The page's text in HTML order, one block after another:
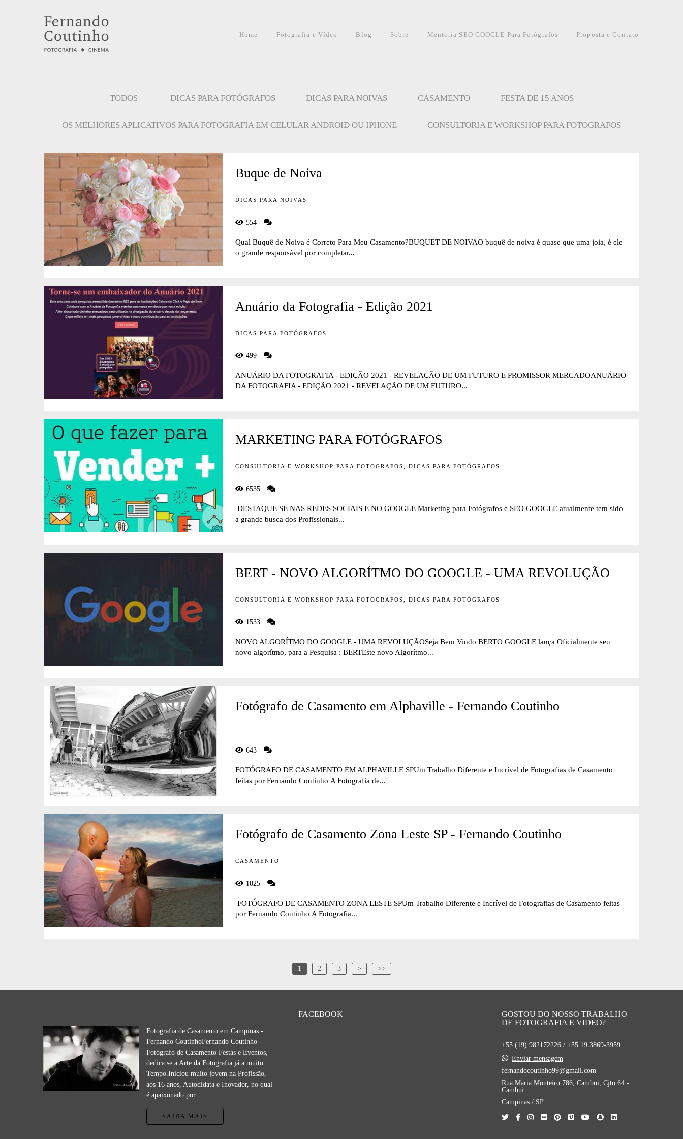
Home Fotografia e Vídeo Blog Sobre Mentoria SEO GOOGLE Para Fotógrafos Proposta e Contato
TODOS DICAS PARA FOTÓGRAFOS DICAS PARA NOIVAS CASAMENTO FESTA DE 15 ANOS
OS MELHORES APLICATIVOS PARA FOTOGRAFIA EM CELULAR ANDROID OU IPHONE CONSULTORIA E WORKSHOP PARA FOTOGRAFOS
Buque de Noiva
DICAS PARA NOIVAS
554
Qual Buquê de Noiva é Correto Para Meu Casamento?BUQUET DE NOIVAO buquê de noiva é quase que uma joia, é ele
o grande responsável por completar...
Anuário da Fotografia - Edição 2021
DICAS PARA FOTÓGRAFOS
499
ANUÁRIO DA FOTOGRAFIA - EDIÇÃO 2021 - REVELAÇÃO DE UM FUTURO E PROMISSOR MERCADOANUÁRIO
DA FOTOGRAFIA - EDIÇÃO 2021 - REVELAÇÃO DE UM FUTURO...
MARKETING PARA FOTÓGRAFOS
CONSULTORIA E WORKSHOP PARA FOTOGRAFOS, DICAS PARA FOTÓGRAFOS
6535
DESTAQUE SE NAS REDES SOCIAIS E NO GOOGLE Marketing para Fotógrafos e SEO GOOGLE atualmente tem sido
a grande busca dos Profissionais...
BERT - NOVO ALGORÍTMO DO GOOGLE - UMA REVOLUÇÃO
CONSULTORIA E WORKSHOP PARA FOTOGRAFOS, DICAS PARA FOTÓGRAFOS
1533
NOVO ALGORÍTMO DO GOOGLE - UMA REVOLUÇÃOSeja Bem Vindo BERTO GOOGLE lança Oficialmente seu
novo algorítmo, para a Pesquisa : BERTEste novo Algorítmo...
Fotógrafo de Casamento em Alphaville - Fernando Coutinho
643
FOTÓGRAFO DE CASAMENTO EM ALPHAVILLE SPUm Trabalho Diferente e Incrível de Fotografias de Casamento
feitas por Fernando Coutinho A Fotografia de...
Fotógrafo de Casamento Zona Leste SP - Fernando Coutinho
CASAMENTO
1025
FOTÓGRAFO DE CASAMENTO ZONA LESTE SPUm Trabalho Diferente e Incrível de Fotografias de Casamento feitas
por Fernando Coutinho A Fotografia...
1 2 3 > >>
Fotografia de Casamento em Campinas -
Fernando CoutinhoFernando Coutinho -
Fotógrafo de Casamento Festas e Eventos,
dedica se a Arte da Fotografia já a muito
Tempo.Iniciou muito jovem na Profissão,
aos 16 anos, Autodidata e Inovador, no qual
é apaixonado por...
SAIBA MAIS
FACEBOOK
GOSTOU DO NOSSO TRABALHO
DE FOTOGRAFIA E VIDEO?
+55 (19) 982172226 / +55 19 3869-3959
Enviar mensagem
fernandocoutinho99@gmail.com
Rua Maria Monteiro 786, Cambui, Cjto 64 -
Cambui
Campinas / SP